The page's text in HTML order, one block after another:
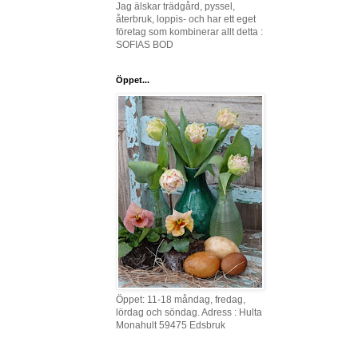
Jag älskar trädgård, pyssel,
återbruk, loppis- och har ett eget
företag som kombinerar allt detta :
SOFIAS BOD
Öppet...
Öppet: 11-18 måndag, fredag,
lördag och söndag. Adress : Hulta
Monahult 59475 Edsbruk